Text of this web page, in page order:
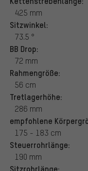
425 mm
Sitzwinkel:
73.5 °
BB Drop:
72 mm
Rahmengröße:
56 cm
Tretlagerhöhe:
286 mm
empfohlene
175 - 183 cm
Steuerrohrlänge:
190 mm
Sitzrohrlänge: